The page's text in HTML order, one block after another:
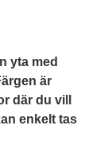
yta med
är
där du vill
enkelt tas